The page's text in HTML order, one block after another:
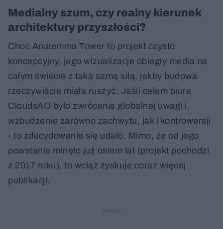
Medialny szum, czy realny kierunek
architektury przyszłości?
Choć Analemma Tower to projekt czysto
koncepcyjny, jego wizualizacje obiegły media na
całym świecie z taką samą siłą, jakby budowa
rzeczywiście miała ruszyć. Jeśli celem biura
CloudsAO było zwrócenie globalnej uwagi i
wzbudzenie zarówno zachwytu, jak i kontrowersji
- to zdecydowanie się udało. Mimo, że od jego
powstania minęło już osiem lat (projekt pochodzi
z 2017 roku), to wciąż zyskuje coraz więcej
publikacji.